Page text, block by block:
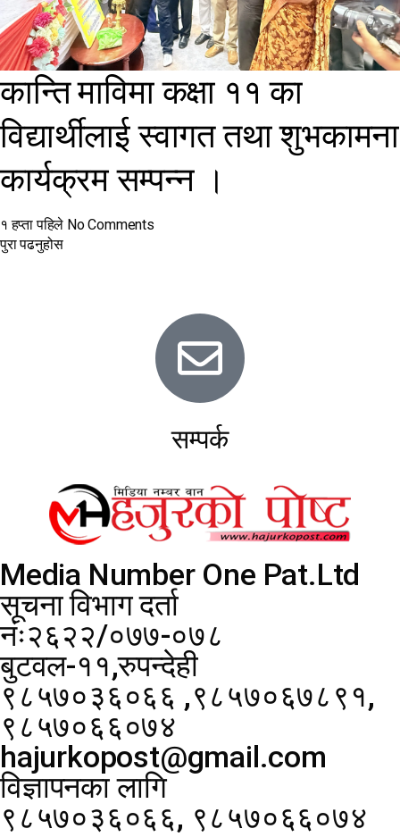
कान्ति माविमा कक्षा ११ का
विद्यार्थीलाई स्वागत तथा शुभकामना
कार्यक्रम सम्पन्न ।
१ हप्ता पहिले No Comments
पुरा पढनुहोस
सम्पर्क
Media Number One Pat.Ltd
सूचना विभाग दर्ता
नंः२६२२/०७७-०७८
बुटवल-११,रुपन्देही
९८५७०३६०६६ ,९८५७०६७८९१,
९८५७०६६०७४
hajurkopost@gmail.com
विज्ञापनका लागि
९८५७०३६०६६, ९८५७०६६०७४